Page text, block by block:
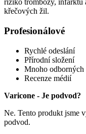
riziko trombózy, infarktu
křečových žil.
Profesionálové
Rychlé odeslání
Přírodní složení
Mnoho odborných
Recenze médií
Varicone - Je podvod?
Ne. Tento produkt jsme
podvod.